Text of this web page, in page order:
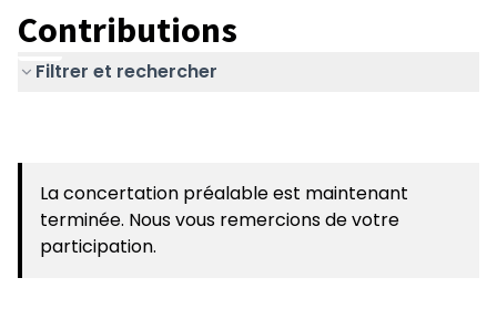
Contributions
Filtrer et rechercher
La concertation préalable est maintenant
terminée. Nous vous remercions de votre
participation.